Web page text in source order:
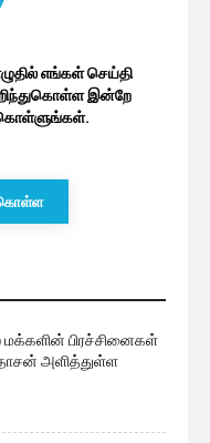
எங்கள் செய்தி
இன்றே
பிரச்சினைகள்
அளித்துள்ள